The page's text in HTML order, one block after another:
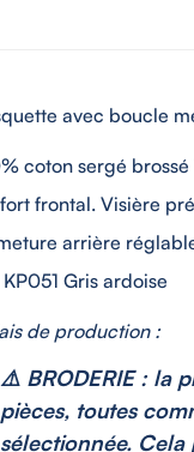
avec boucle
coton sergé brossé
frontal. Visière
arrière
KP051 Gris ardoise
de production :
⚠️ BRODERIE : la
pièces, toutes
sélectionnée.